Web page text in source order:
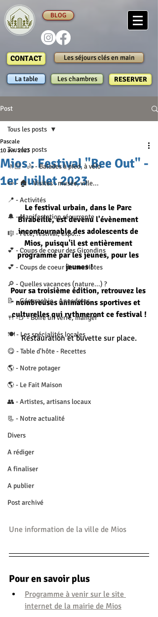
BLOG
CONTACT
La table
Les séjours clés en main
Les chambres RESERVER
Post
Tous les posts
🚶🏻 - 🚴 - Balades à pied, à vélo
👀 - 🏠 - Visites : musée, ville...
📍 - Activités
🔔 - Manifestation récurrente
🎼 - Fête, festival, expo...
💕 - Coups de coeur des Girondins
💕 - Coups de coeur de nos Hôtes
🔎 - Quelles vacances (nature...) ?
📝 - Géographie - Anecdotes
🍴 -🍺 - Boire un verre, manger
🍽 - Les spécialités locales
😋 - Table d'hôte - Recettes
🌎 - Notre potager
🌎 - Le Fait Maison
👥 - Artistes, artisans locaux
📃 - Notre actualité
Divers
A rédiger
A finaliser
A publier
Post archivé
Tous les posts
Mios : Festival "Bee Out" -
1er Juillet 2023
Pascale
10 avr. 2023
Le festival urbain, dans le Parc
Birabeille, est devenu l'évènement
incontournable des adolescents de
Mios, puisqu'il est entièrement
programmé par les jeunes, pour les
jeunes !
Pour sa troisième édition, retrouvez les
nombreuses animations sportives et
culturelles qui rythmeront ce festival !
Restauration et buvette sur place.
Une information de la ville de Mios
Pour en savoir plus
Programme à venir sur le site
internet de la mairie de Mios